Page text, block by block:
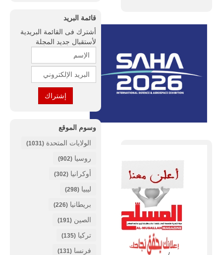
قائمة البريد
أشترك فى القائمة البريدية
لأستقبال جديد المجلة
وسوم الموقع
الولايات المتحدة (1031)
روسيا (902)
أوكرانيا (302)
ليبيا (298)
بريطانيا (226)
الصين (191)
تركيا (135)
فرنسا (131)